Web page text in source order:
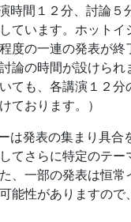
時間１２分、討論５
ています。ホットイ
度の一連の発表が終
論の時間が設けられ
ても、各講演１２分
ております。）
は発表の集まり具合
てさらに特定のテー
、一部の発表は恒常
能性がありますので